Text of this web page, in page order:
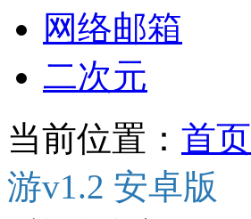
网络邮箱
二次元
当前位置： 首页
游v1.2 安卓版